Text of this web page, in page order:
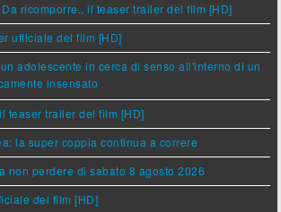
ricomporre., il teaser trailer del film [HD]
ufficiale del film [HD]
adolescente in cerca di senso all'interno di un
insensato
teaser trailer del film [HD]
la super coppia continua a correre
non perdere di sabato 8 agosto 2026
del film [HD]